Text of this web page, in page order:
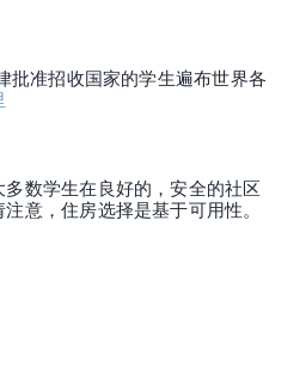
批准招收国家的学生遍布世界各
数学生在良好的，安全的社区
意，住房选择是基于可用性。